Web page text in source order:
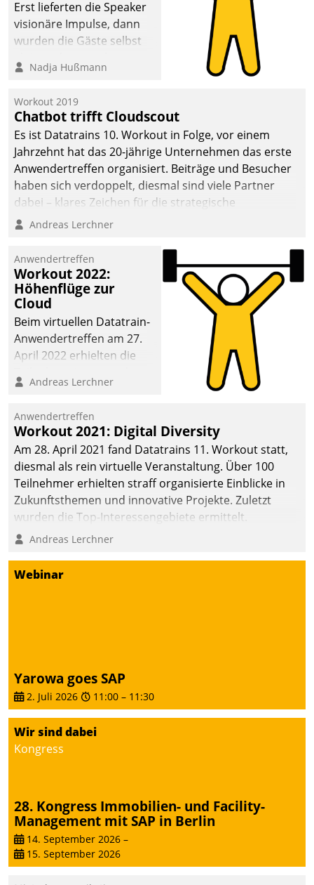
anspruchsvollen
Aufgaben und
abnehmendem
Erst lieferten die Speaker
visionäre Impulse, dann
wurden die Gäste selbst
methodisch
Quartier. Dazwischen
zeigte Datatrain, was es
Neues zu bieten hat.
Nadja Hußmann
Workout 2019
Chatbot trifft Cloudscout
Es ist Datatrains 10. Workout in Folge, vor einem
Jahrzehnt hat das 20-jährige Unternehmen das erste
Anwendertreffen organisiert. Beiträge und Besucher
haben sich verdoppelt, diesmal sind viele Partner
dabei – klares Zeichen für die strategische
Fokussierung auf den Kunden.
Andreas Lerchner
Anwendertreffen
Workout 2022:
Höhenflüge zur
Cloud
Beim virtuellen Datatrain-
Anwendertreffen am 27.
April 2022 erhielten die
Teilnehmer kurzweilige
Cloud-Strategien und -
Lösungen mit hohem
Zukunftspotenzial.
Andreas Lerchner
Anwendertreffen
Workout 2021: Digital Diversity
Am 28. April 2021 fand Datatrains 11. Workout statt,
diesmal als rein virtuelle Veranstaltung. Über 100
Teilnehmer erhielten straff organisierte Einblicke in
Zukunftsthemen und innovative Projekte. Zuletzt
wurden die Top-Interessengebiete ermittelt.
Andreas Lerchner
Webinar
Yarowa goes SAP
2. Juli 2026 11:00 – 11:30
Wir sind dabei
Kongress
28. Kongress Immobilien- und Facility-
Management mit SAP in Berlin
14. September 2026 –
15. September 2026